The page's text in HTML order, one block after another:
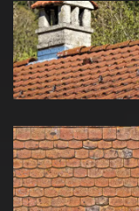
Couvreur
zingueur
Jura
toiture 39
Jura